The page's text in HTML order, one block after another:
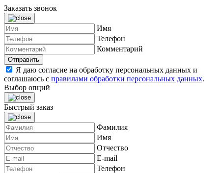
Заказать звонок
Имя
Телефон
Комментарий
Я даю согласие на обработку персональных данных и
соглашаюсь с правилами обработки персональных данных.
Выбор опций
Быстрый заказ
Фамилия
Имя
Отчество
E-mail
Телефон